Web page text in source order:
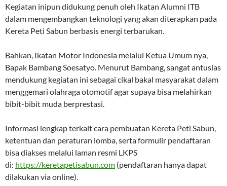
Kegiatan inipun didukung penuh oleh Ikatan Alumni ITB
dalam mengembangkan teknologi yang akan diterapkan pada
Kereta Peti Sabun berbasis energi terbarukan.
Bahkan, Ikatan Motor Indonesia melalui Ketua Umum nya,
Bapak Bambang Soesatyo. Menurut Bambang, sangat antusias
mendukung kegiatan ini sebagai cikal bakal masyarakat dalam
menggemari olahraga otomotif agar supaya bisa melahirkan
bibit-bibit muda berprestasi.
Informasi lengkap terkait cara pembuatan Kereta Peti Sabun,
ketentuan dan peraturan lomba, serta formulir pendaftaran
bisa diakses melalui laman resmi LKPS
di: https://keretapetisabun.com (pendaftaran hanya dapat
dilakukan via online).